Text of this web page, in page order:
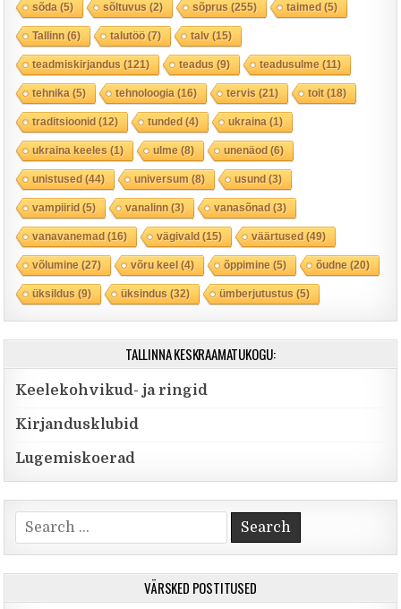
sõda (5) sõltuvus (2) sõprus (255) taimed(5)
Tallinn(6) talutöö(7) talv(15)
teadmiskirjandus (121) teadus (9) teadusulme (11)
tehnika (5) tehnoloogia (16) tervis (21) toit(18)
traditsioonid(12) tunded(4) ukraina (1)
ukraina keeles (1) ulme (8) unenäod(6)
unistused(44) universum (8) usund(3)
vampiirid(5) vanalinn(3) vanasõnad(3)
vanavanemad(16) vägivald(15) väärtused(49)
võlumine (27) võru keel(4) õppimine (5) õudne (20)
üksildus (9) üksindus (32) ümberjutustus (5)
TALLINNA KESKRAAMATUKOGU:
Keelekohvikud- ja ringid
Kirjandusklubid
Lugemiskoerad
Search for:
VÄRSKED POSTITUSED